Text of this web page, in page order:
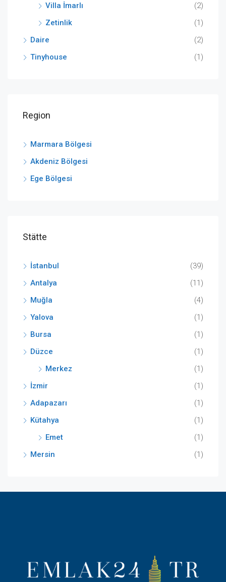
Villa İmarlı
(2)
Zetinlik
(1)
Daire
(2)
Tinyhouse
(1)
Region
Marmara Bölgesi
Akdeniz Bölgesi
Ege Bölgesi
Stätte
İstanbul
(39)
Antalya
(11)
Muğla
(4)
Yalova
(1)
Bursa
(1)
Düzce
(1)
Merkez
(1)
İzmir
(1)
Adapazarı
(1)
Kütahya
(1)
Emet
(1)
Mersin
(1)